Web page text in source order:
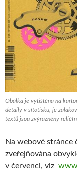
Obálka je vytištěna na
detaily v sítotisku, je
textů jsou zvýrazněny
Na webové stránce
zveřejňována
v červenci, viz